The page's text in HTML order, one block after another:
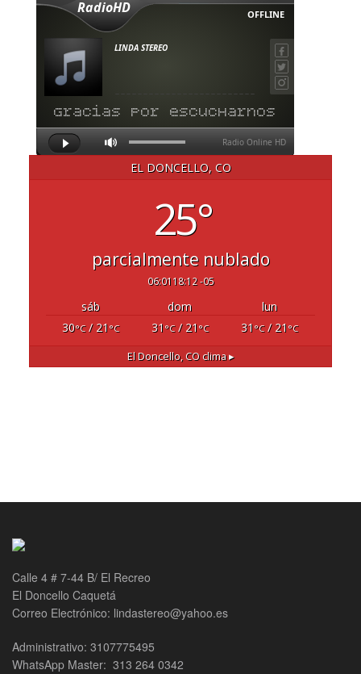
EL DONCELLO, CO
25°
parcialmente nublado
06:0118:12 -05
sáb dom
lun
30°C/ 21 °C 31 °C/ 21 °C 31 °C/ 21 °C
El Doncello, COclima ▸
Calle 4 # 7-44 B/ El Recreo
El Doncello Caquetá
Correo Electrónico: lindastereo@yahoo.es
Administrativo: 3107775495
WhatsApp Master: 313 264 0342